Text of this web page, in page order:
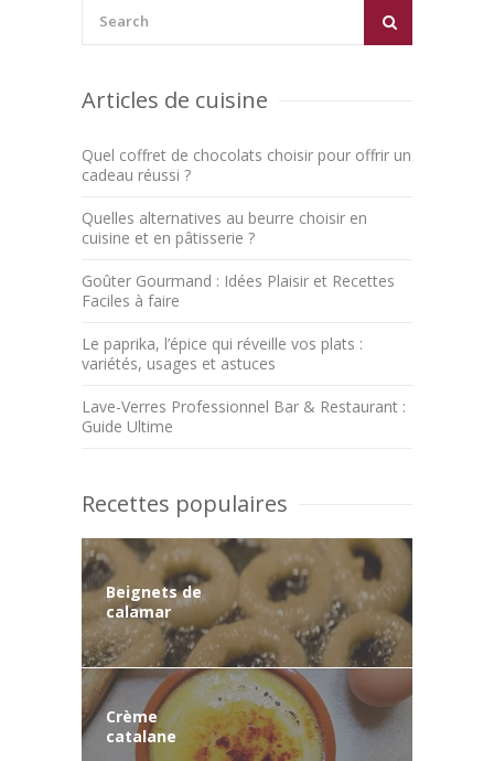
Articles de cuisine
Quel coffret de chocolats choisir pour offrir un
cadeau réussi ?
Quelles alternatives au beurre choisir en
cuisine et en pâtisserie ?
Goûter Gourmand : Idées Plaisir et Recettes
Faciles à faire
Le paprika, l’épice qui réveille vos plats :
variétés, usages et astuces
Lave-Verres Professionnel Bar & Restaurant :
Guide Ultime
Recettes populaires
Beignets de
calamar
Crème
catalane